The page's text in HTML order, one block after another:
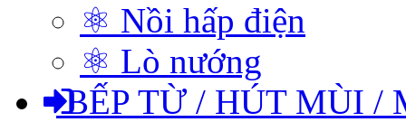
⚛ Nồi hấp điện
⚛ Lò nướng
BẾP TỪ / HÚT MÙI /